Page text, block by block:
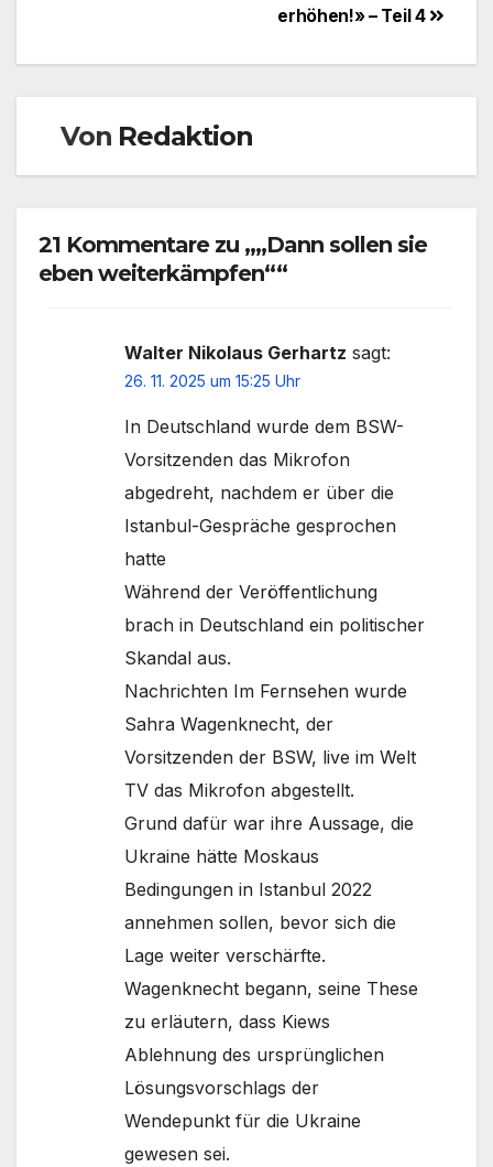
erhöhen!» – Teil 4
Von Redaktion
21 Kommentare zu „„Dann sollen sie
eben weiterkämpfen““
Walter Nikolaus Gerhartz sagt:
26. 11. 2025 um 15:25 Uhr
In Deutschland wurde dem BSW-
Vorsitzenden das Mikrofon
abgedreht, nachdem er über die
Istanbul-Gespräche gesprochen
hatte
Während der Veröffentlichung
brach in Deutschland ein politischer
Skandal aus.
Nachrichten Im Fernsehen wurde
Sahra Wagenknecht, der
Vorsitzenden der BSW, live im Welt
TV das Mikrofon abgestellt.
Grund dafür war ihre Aussage, die
Ukraine hätte Moskaus
Bedingungen in Istanbul 2022
annehmen sollen, bevor sich die
Lage weiter verschärfte.
Wagenknecht begann, seine These
zu erläutern, dass Kiews
Ablehnung des ursprünglichen
Lösungsvorschlags der
Wendepunkt für die Ukraine
gewesen sei.